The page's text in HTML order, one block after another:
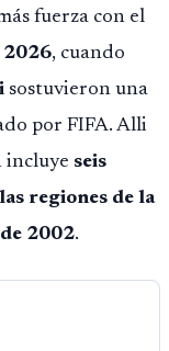
fuerza con el
2026, cuando
sostuvieron una
por FIFA. Alli
incluye seis
regiones de la
2002.